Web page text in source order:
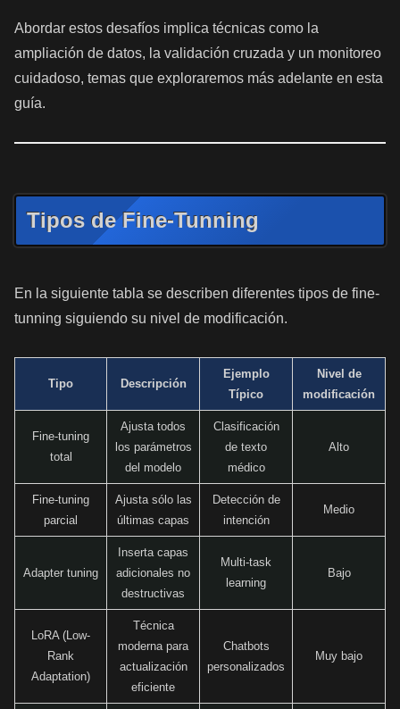
Abordar estos desafíos implica técnicas como la
ampliación de datos, la validación cruzada y un monitoreo
cuidadoso, temas que exploraremos más adelante en esta
guía.
Tipos de Fine-Tunning
En la siguiente tabla se describen diferentes tipos de fine-
tunning siguiendo su nivel de modificación.
Tipo Descripción
Ejemplo
Típico
Nivel de
modificación
Fine-tuning
total
Ajusta todos
los parámetros
del modelo
Clasificación
de texto
médico
Alto
Fine-tuning
parcial
Ajusta sólo las
últimas capas
Detección de
intención
Medio
Adapter tuning
Inserta capas
adicionales no
destructivas
Multi-task
learning
Bajo
LoRA (Low-
Rank
Adaptation)
Técnica
moderna para
actualización
eficiente
Chatbots
personalizados
Muy bajo